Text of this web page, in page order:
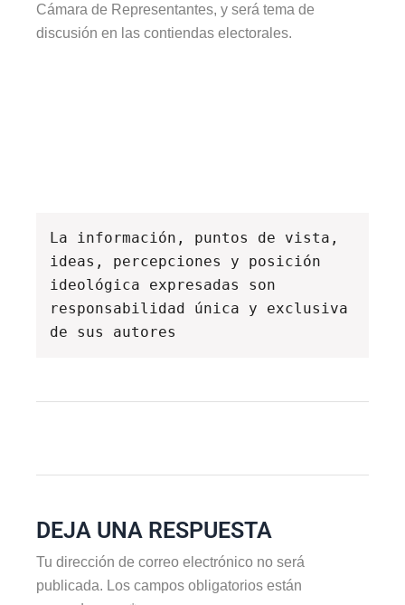
Cámara de Representantes, y será tema de
discusión en las contiendas electorales.
La información, puntos de vista,
ideas, percepciones y posición
ideológica expresadas son
responsabilidad única y exclusiva
de sus autores
DEJA UNA RESPUESTA
Tu dirección de correo electrónico no será
publicada. Los campos obligatorios están